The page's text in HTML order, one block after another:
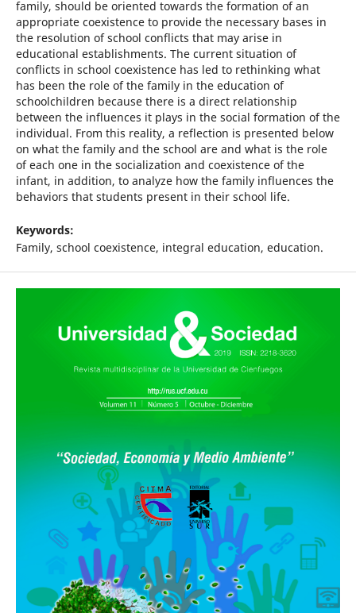
family, should be oriented towards the formation of an
appropriate coexistence to provide the necessary bases in
the resolution of school conflicts that may arise in
educational establishments. The current situation of
conflicts in school coexistence has led to rethinking what
has been the role of the family in the education of
schoolchildren because there is a direct relationship
between the influences it plays in the social formation of the
individual. From this reality, a reflection is presented below
on what the family and the school are and what is the role
of each one in the socialization and coexistence of the
infant, in addition, to analyze how the family influences the
behaviors that students present in their school life.
Keywords:
Family, school coexistence, integral education, education.